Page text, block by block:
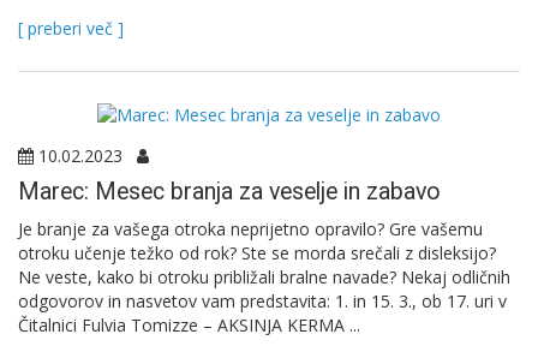
[ preberi več ]
10.02.2023
Marec: Mesec branja za veselje in zabavo
Je branje za vašega otroka neprijetno opravilo? Gre vašemu
otroku učenje težko od rok? Ste se morda srečali z disleksijo?
Ne veste, kako bi otroku približali bralne navade? Nekaj odličnih
odgovorov in nasvetov vam predstavita: 1. in 15. 3., ob 17. uri v
Čitalnici Fulvia Tomizze – AKSINJA KERMA ...